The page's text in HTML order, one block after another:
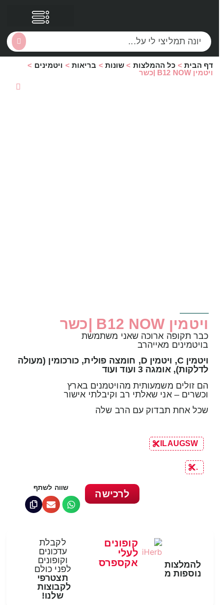
דף הבית> כל ההמלצות> שונות> בריאות> ויטמינים>
ויטמין B12 NOW |כשר
ויטמין B12 NOW |כשר
כבר תקופה ארוכה שאני משתמשת
בויטמינים מאייהרב
ויטמין C, ויטמין D, חומצה פולית, כורכומין (מעולה
לדלקות), אומגה 3 ועוד ועוד
הם זולים משמעותית מהויטמנים בארץ
וכשרים – אני שאלתי רב וקיבלתי אישור
שכל אחת תבדוק עם הרב שלה
ILAUGSW
.
שווה לשתף
לרכישה
להמלצות
נוספות מ
לקבלת
עדכונים
וקופונים
לפני כולם
תצטרפי
לקבוצות
שלנו!
קופונים
לעלי
אקספרס